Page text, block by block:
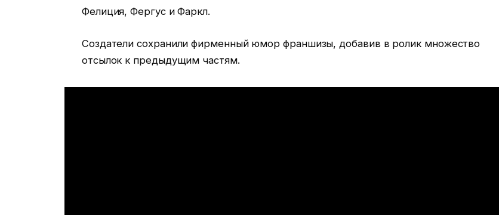
Фелиция, Фергус и Фаркл.
Создатели сохранили фирменный юмор франшизы, добавив в ролик множество
отсылок к предыдущим частям.